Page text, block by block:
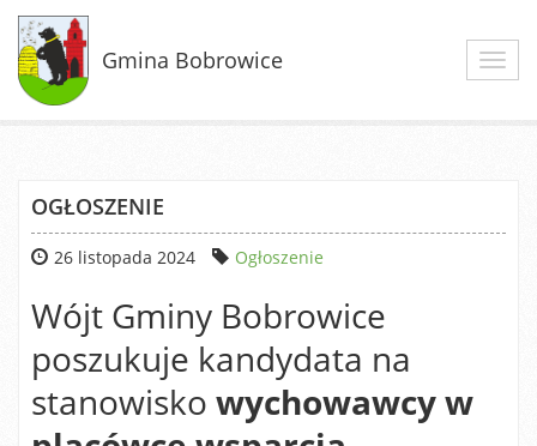
Gmina Bobrowice
OGŁOSZENIE
26 listopada 2024 Ogłoszenie
Wójt Gminy Bobrowice
poszukuje kandydata na
stanowisko wychowawcy w